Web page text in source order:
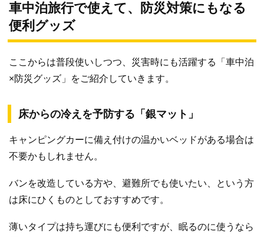
車中泊旅行で使えて、防災対策にもなる
便利グッズ
ここからは普段使いしつつ、災害時にも活躍する「車中泊
×防災グッズ」をご紹介していきます。
床からの冷えを予防する「銀マット」
キャンピングカーに備え付けの温かいベッドがある場合は
不要かもしれません。
バンを改造している方や、避難所でも使いたい、という方
は床にひくものとしておすすめです。
薄いタイプは持ち運びにも便利ですが、眠るのに使うなら